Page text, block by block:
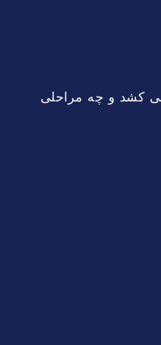
کشد و چه مراحلی